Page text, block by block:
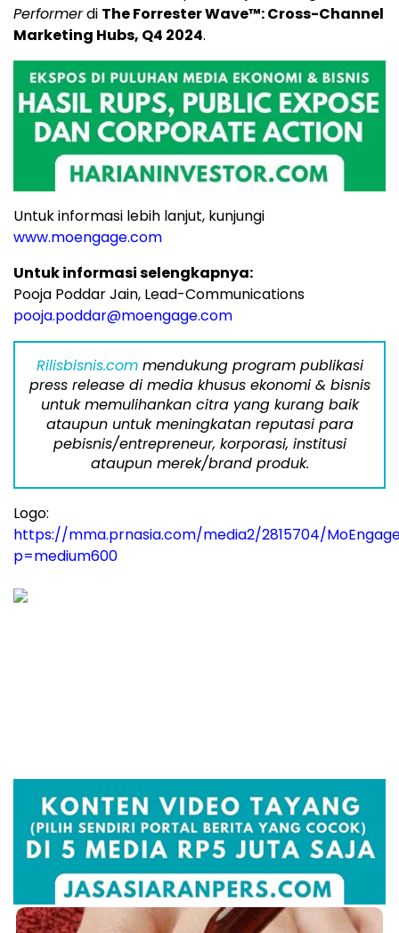
Performerdi The Forrester Wave™: Cross-Channel
Marketing Hubs, Q4 2024.
Untuk informasi lebih lanjut, kunjungi
www.moengage.com
Untuk informasi selengkapnya:
Pooja Poddar Jain, Lead-Communications
pooja.poddar@moengage.com
Rilisbisnis.commendukung program publikasi
press release di media khusus ekonomi & bisnis
untuk memulihankan citra yang kurang baik
ataupun untuk meningkatan reputasi para
pebisnis/entrepreneur, korporasi, institusi
ataupun merek/brand produk.
Logo:
https://mma.prnasia.com/media2/2815704/
p=medium600